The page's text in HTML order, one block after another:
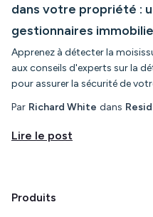
dans votre propriété :
gestionnaires
Apprenez à détecter la
aux conseils d'experts sur la
pour assurer la sécurité de
Par Richard White dans
Lire le post
Produits